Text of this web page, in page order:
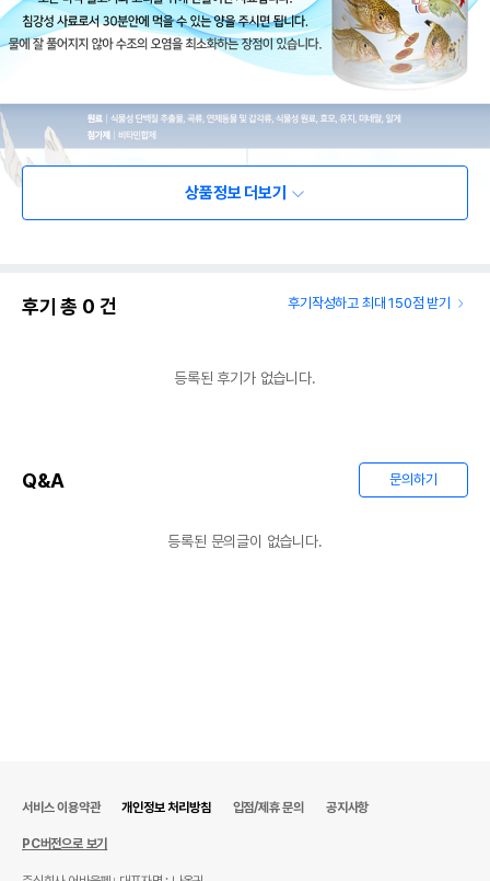
상품정보 더보기
후기 총 0 건 후기작성하고 최대 150점 받기
등록된 후기가 없습니다.
Q&A 문의하기
등록된 문의글이 없습니다.
서비스 이용약관 개인정보 처리방침 입점/제휴 문의 공지사항
PC버전으로 보기